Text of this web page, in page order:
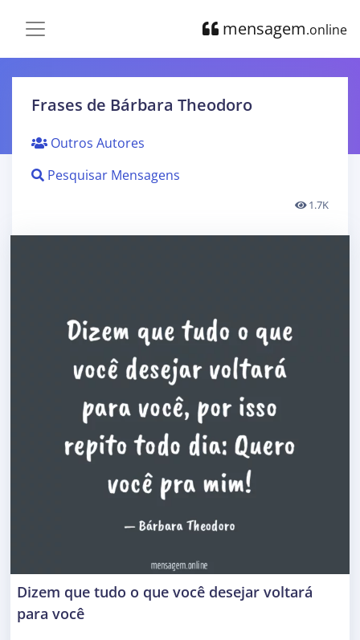
mensagem.online
Frases de Bárbara Theodoro
Outros Autores
Pesquisar Mensagens
1.7K
Dizem que tudo o que você desejar voltará
para você